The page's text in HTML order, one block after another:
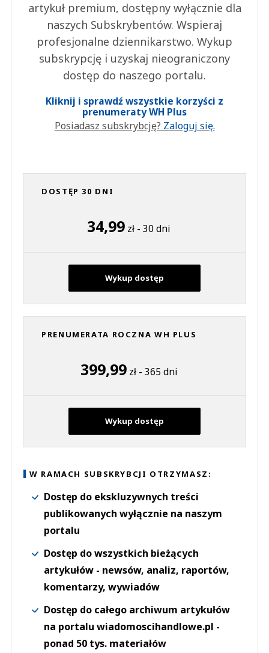
artykuł premium, dostępny wyłącznie dla
naszych Subskrybentów. Wspieraj
profesjonalne dziennikarstwo. Wykup
subskrypcję i uzyskaj nieograniczony
dostęp do naszego portalu.
Kliknij i sprawdź wszystkie korzyści z
prenumeraty WH Plus
Posiadasz subskrybcję? Zaloguj się.
DOSTĘP 30 DNI
34,99 zł - 30 dni
Wykup dostęp
PRENUMERATA ROCZNA WH PLUS
399,99zł - 365 dni
Wykup dostęp
W RAMACH SUBSKRYBCJI OTRZYMASZ:
Dostęp do ekskluzywnych treści
publikowanych wyłącznie na naszym
portalu
Dostęp do wszystkich bieżących
artykułów - newsów, analiz, raportów,
komentarzy, wywiadów
Dostęp do całego archiwum artykułów
na portalu wiadomoscihandlowe.pl -
ponad 50 tys. materiałów